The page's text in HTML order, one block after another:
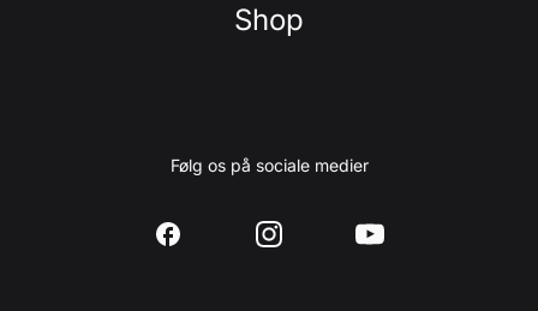
Shop
Følg os på sociale medier